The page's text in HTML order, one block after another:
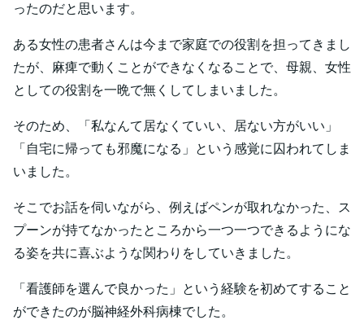
ったのだと思います。
ある女性の患者さんは今まで家庭での役割を担ってきまし
たが、麻痺で動くことができなくなることで、母親、女性
としての役割を一晩で無くしてしまいました。
そのため、「私なんて居なくていい、居ない方がいい」
「自宅に帰っても邪魔になる」という感覚に囚われてしま
いました。
そこでお話を伺いながら、例えばペンが取れなかった、ス
プーンが持てなかったところから一つ一つできるようにな
る姿を共に喜ぶような関わりをしていきました。
「看護師を選んで良かった」という経験を初めてすること
ができたのが脳神経外科病棟でした。